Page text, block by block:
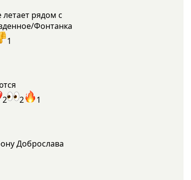
рядом с
Фонтанка
1
2 2 1
Доброслава